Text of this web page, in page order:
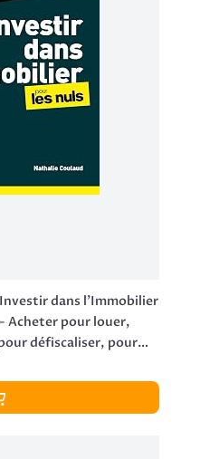
dans l'Immobilier
Acheter pour louer,
défiscaliser, pour
nuls)